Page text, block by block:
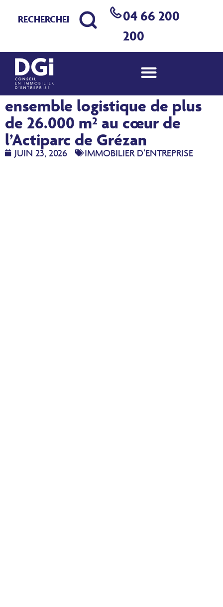
04 66 200
200
À vendre à Nîmes : un
ensemble logistique de plus
de 26.000 m² au cœur de
l’Actiparc de Grézan
JUIN 23, 2026 IMMOBILIER D’ENTREPRISE